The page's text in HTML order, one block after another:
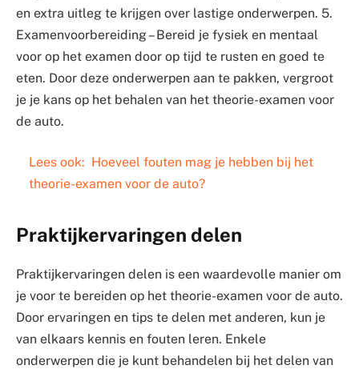
en extra uitleg te krijgen over lastige onderwerpen. 5.
Examenvoorbereiding – Bereid je fysiek en mentaal
voor op het examen door op tijd te rusten en goed te
eten. Door deze onderwerpen aan te pakken, vergroot
je je kans op het behalen van het theorie-examen voor
de auto.
Lees ook: Hoeveel fouten mag je hebben bij het
theorie-examen voor de auto?
Praktijkervaringen delen
Praktijkervaringen delen is een waardevolle manier om
je voor te bereiden op het theorie-examen voor de auto.
Door ervaringen en tips te delen met anderen, kun je
van elkaars kennis en fouten leren. Enkele
onderwerpen die je kunt behandelen bij het delen van